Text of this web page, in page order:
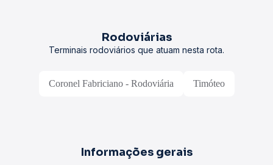
Rodoviárias
Terminais rodoviários que atuam nesta rota.
Coronel Fabriciano - Rodoviária Timóteo
Informações gerais